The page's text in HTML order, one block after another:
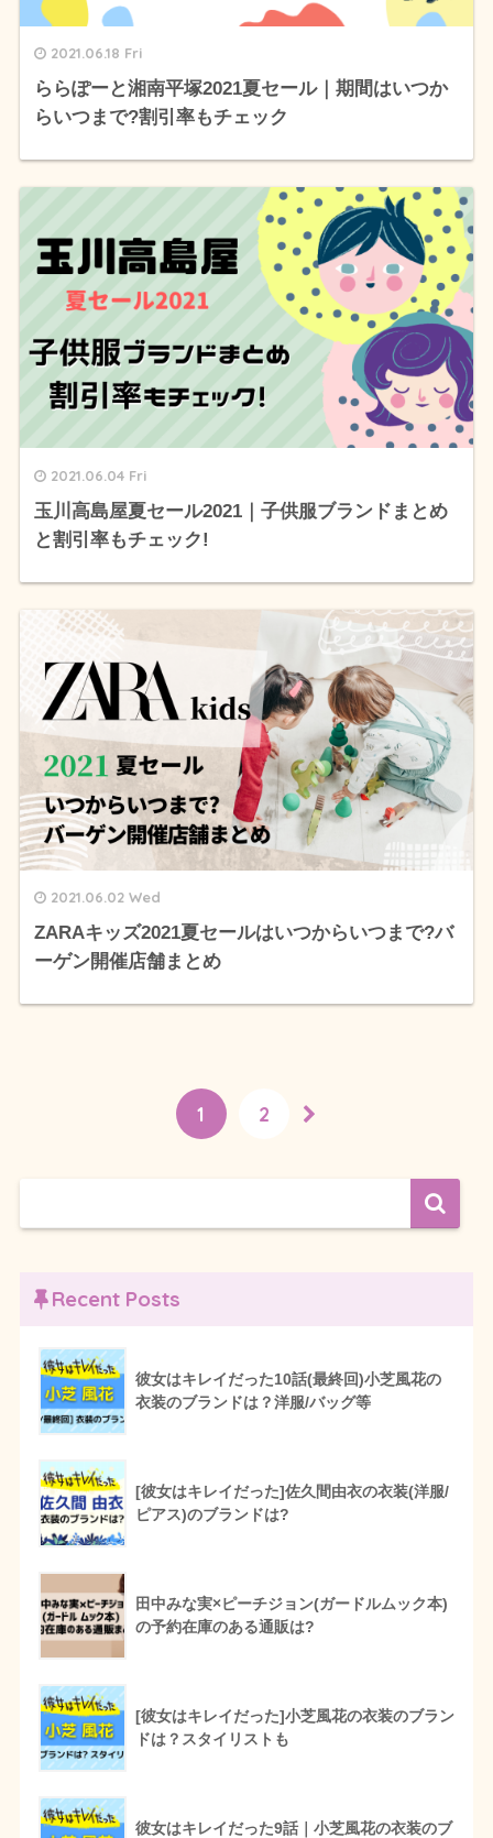
2021.06.18 Fri
ららぽーと湘南平塚2021夏セール｜期間はいつか
らいつまで?割引率もチェック
2021.06.04 Fri
玉川高島屋夏セール2021｜子供服ブランドまとめ
と割引率もチェック!
2021.06.02 Wed
ZARAキッズ2021夏セールはいつからいつまで?バ
ーゲン開催店舗まとめ
1 2
Recent Posts
彼女はキレイだった10話(最終回)小芝風花の
衣装のブランドは？洋服/バッグ等
[彼女はキレイだった]佐久間由衣の衣装(洋服/
ピアス)のブランドは?
田中みな実×ピーチジョン(ガードルムック本)
の予約在庫のある通販は?
[彼女はキレイだった]小芝風花の衣装のブラン
ドは？スタイリストも
彼女はキレイだった9話｜小芝風花の衣装のブ